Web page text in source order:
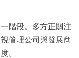
階段。多方正關注
管理公司與發展商
。